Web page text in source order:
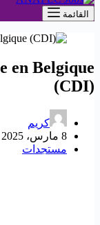
القائمة
en Belgique
(CDI)
كريم
8 مارس، 2025
مستجدات